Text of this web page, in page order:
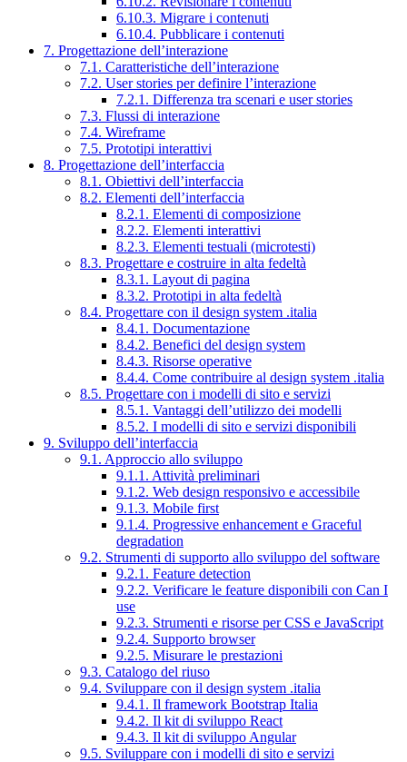
6.10.3. Migrare i contenuti
6.10.4. Pubblicare i contenuti
7. Progettazione dell’interazione
7.1. Caratteristiche dell’interazione
7.2. User stories per definire l’interazione
7.2.1. Differenza tra scenari e user stories
7.3. Flussi di interazione
7.4. Wireframe
7.5. Prototipi interattivi
8. Progettazione dell’interfaccia
8.1. Obiettivi dell’interfaccia
8.2. Elementi dell’interfaccia
8.2.1. Elementi di composizione
8.2.2. Elementi interattivi
8.2.3. Elementi testuali (microtesti)
8.3. Progettare e costruire in alta fedeltà
8.3.1. Layout di pagina
8.3.2. Prototipi in alta fedeltà
8.4. Progettare con il design system .italia
8.4.1. Documentazione
8.4.2. Benefici del design system
8.4.3. Risorse operative
8.4.4. Come contribuire al design system .italia
8.5. Progettare con i modelli di sito e servizi
8.5.1. Vantaggi dell’utilizzo dei modelli
8.5.2. I modelli di sito e servizi disponibili
9. Sviluppo dell’interfaccia
9.1. Approccio allo sviluppo
9.1.1. Attività preliminari
9.1.2. Web design responsivo e accessibile
9.1.3. Mobile first
9.1.4. Progressive enhancement e Graceful
degradation
9.2. Strumenti di supporto allo sviluppo del software
9.2.1. Feature detection
9.2.2. Verificare le feature disponibili con Can I
use
9.2.3. Strumenti e risorse per CSS e JavaScript
9.2.4. Supporto browser
9.2.5. Misurare le prestazioni
9.3. Catalogo del riuso
9.4. Sviluppare con il design system .italia
9.4.1. Il framework Bootstrap Italia
9.4.2. Il kit di sviluppo React
9.4.3. Il kit di sviluppo Angular
9.5. Sviluppare con i modelli di sito e servizi